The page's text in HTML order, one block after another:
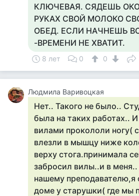
КЛЮЧЕВАЯ. СЯДЕШЬ
РУКАХ СВОЙ МОЛОКО
ОБЕД. ЕСЛИ НАЧНЕШЬ
-ВРЕМЕНИ НЕ ХВАТИТ.
8 лет 0 0
Людмила Варивоцкая
Нет.. Такого не было..
была на таких работах..
вилами прокололи ногу(
влезли в мышцу ниже
верху стога.принимала
забросил вилы..и в
нашему преподавателю,я
доме у старушки( где мы